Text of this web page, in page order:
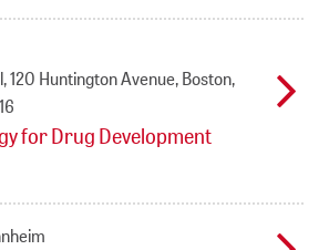
120 Huntington Avenue, Boston,
for Drug Development